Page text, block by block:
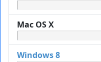
Mac OS X
Windows 8